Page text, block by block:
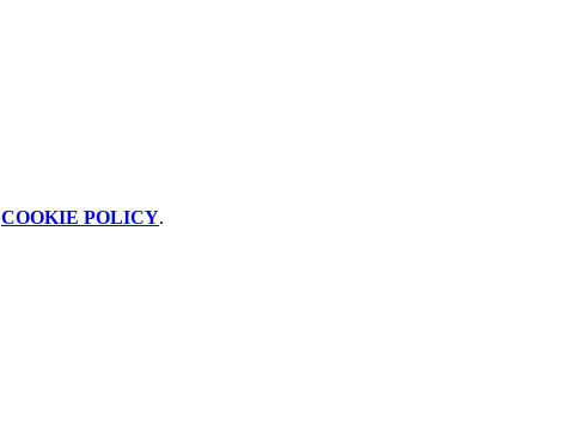
COOKIE POLICY.